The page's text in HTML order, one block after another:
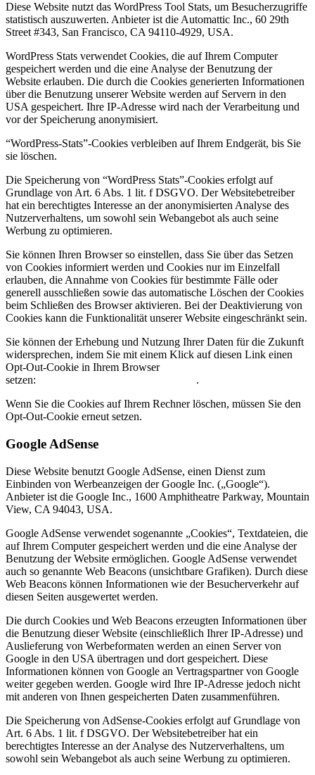
Diese Website nutzt das WordPress Tool Stats, um Besucherzugriffe
statistisch auszuwerten. Anbieter ist die Automattic Inc., 60 29th
Street #343, San Francisco, CA 94110-4929, USA.
WordPress Stats verwendet Cookies, die auf Ihrem Computer
gespeichert werden und die eine Analyse der Benutzung der
Website erlauben. Die durch die Cookies generierten Informationen
über die Benutzung unserer Website werden auf Servern in den
USA gespeichert. Ihre IP-Adresse wird nach der Verarbeitung und
vor der Speicherung anonymisiert.
“WordPress-Stats”-Cookies verbleiben auf Ihrem Endgerät, bis Sie
sie löschen.
Die Speicherung von “WordPress Stats”-Cookies erfolgt auf
Grundlage von Art. 6 Abs. 1 lit. f DSGVO. Der Websitebetreiber
hat ein berechtigtes Interesse an der anonymisierten Analyse des
Nutzerverhaltens, um sowohl sein Webangebot als auch seine
Werbung zu optimieren.
Sie können Ihren Browser so einstellen, dass Sie über das Setzen
von Cookies informiert werden und Cookies nur im Einzelfall
erlauben, die Annahme von Cookies für bestimmte Fälle oder
generell ausschließen sowie das automatische Löschen der Cookies
beim Schließen des Browser aktivieren. Bei der Deaktivierung von
Cookies kann die Funktionalität unserer Website eingeschränkt sein.
Sie können der Erhebung und Nutzung Ihrer Daten für die Zukunft
widersprechen, indem Sie mit einem Klick auf diesen Link einen
Opt-Out-Cookie in Ihrem Browser
setzen:
.
Wenn Sie die Cookies auf Ihrem Rechner löschen, müssen Sie den
Opt-Out-Cookie erneut setzen.
Google AdSense
Diese Website benutzt Google AdSense, einen Dienst zum
Einbinden von Werbeanzeigen der Google Inc. („Google“).
Anbieter ist die Google Inc., 1600 Amphitheatre Parkway, Mountain
View, CA 94043, USA.
Google AdSense verwendet sogenannte „Cookies“, Textdateien, die
auf Ihrem Computer gespeichert werden und die eine Analyse der
Benutzung der Website ermöglichen. Google AdSense verwendet
auch so genannte Web Beacons (unsichtbare Grafiken). Durch diese
Web Beacons können Informationen wie der Besucherverkehr auf
diesen Seiten ausgewertet werden.
Die durch Cookies und Web Beacons erzeugten Informationen über
die Benutzung dieser Website (einschließlich Ihrer IP-Adresse) und
Auslieferung von Werbeformaten werden an einen Server von
Google in den USA übertragen und dort gespeichert. Diese
Informationen können von Google an Vertragspartner von Google
weiter gegeben werden. Google wird Ihre IP-Adresse jedoch nicht
mit anderen von Ihnen gespeicherten Daten zusammenführen.
Die Speicherung von AdSense-Cookies erfolgt auf Grundlage von
Art. 6 Abs. 1 lit. f DSGVO. Der Websitebetreiber hat ein
berechtigtes Interesse an der Analyse des Nutzerverhaltens, um
sowohl sein Webangebot als auch seine Werbung zu optimieren.